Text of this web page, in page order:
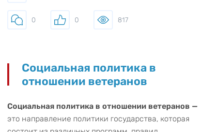
0 0 817
Социальная политика в
отношении ветеранов
Социальная политика в отношении ветеранов —
это направление политики государства, которая